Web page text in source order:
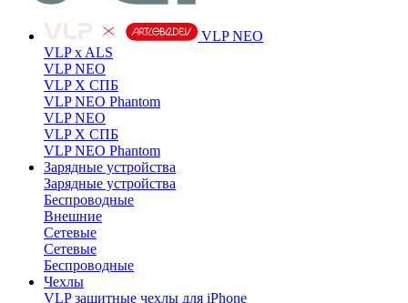
VLP NEO
VLP x ALS
VLP NEO
VLP X СПБ
VLP NEO Phantom
VLP NEO
VLP X СПБ
VLP NEO Phantom
Зарядные устройства
Зарядные устройства
Беспроводные
Внешние
Сетевые
Сетевые
Беспроводные
Чехлы
VLP защитные чехлы для iPhone